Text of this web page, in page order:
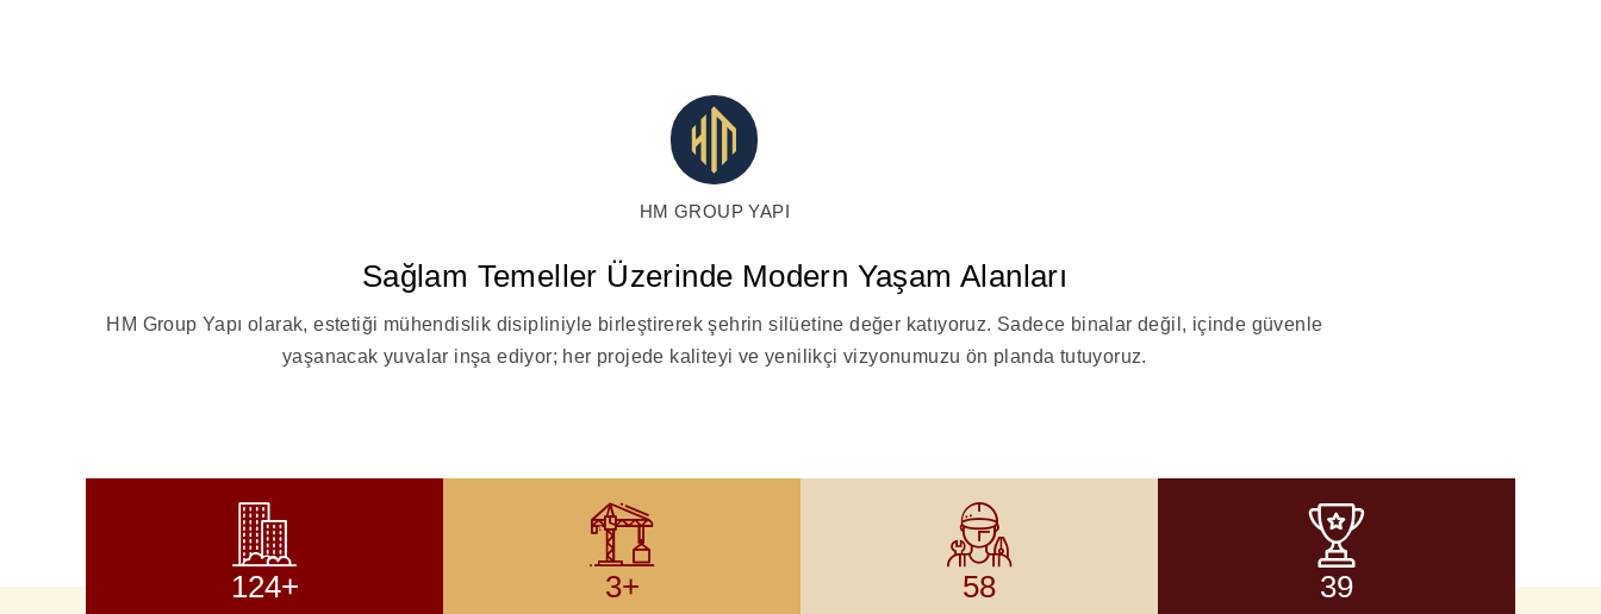
HM GROUP YAPI
Sağlam Temeller Üzerinde Modern Yaşam Alanları
HM Group Yapı olarak, estetiği mühendislik disipliniyle birleştirerek şehrin silüetine değer katıyoruz. Sadece binalar değil, içinde güvenle
yaşanacak yuvalar inşa ediyor; her projede kaliteyi ve yenilikçi vizyonumuzu ön planda tutuyoruz.
124+ 3+ 58 39